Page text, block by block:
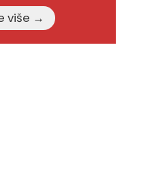
Pročitajte više →